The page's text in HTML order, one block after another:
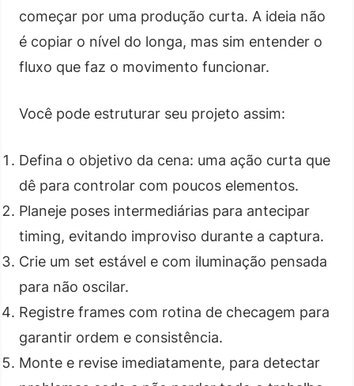
começar por uma produção curta. A ideia não
é copiar o nível do longa, mas sim entender o
fluxo que faz o movimento funcionar.
Você pode estruturar seu projeto assim:
Defina o objetivo da cena: uma ação curta que
dê para controlar com poucos elementos.
Planeje poses intermediárias para antecipar
timing, evitando improviso durante a captura.
Crie um set estável e com iluminação pensada
para não oscilar.
Registre frames com rotina de checagem para
garantir ordem e consistência.
Monte e revise imediatamente, para detectar